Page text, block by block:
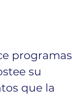
programas
su
que la